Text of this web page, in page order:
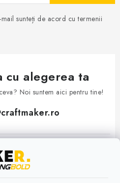
sunteți de acord cu termenii
cu alegerea ta
Noi suntem aici pentru tine!
craftmaker.ro